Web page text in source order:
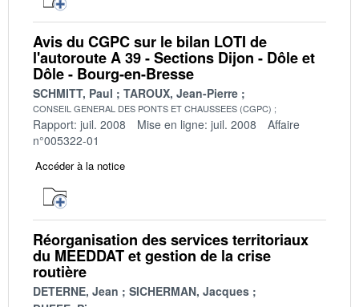
Avis du CGPC sur le bilan LOTI de
l'autoroute A 39 - Sections Dijon - Dôle et
Dôle - Bourg-en-Bresse
SCHMITT, Paul TAROUX, Jean-Pierre
CONSEIL GENERAL DES PONTS ET CHAUSSEES (CGPC)
Rapport: juil. 2008 Mise en ligne: juil. 2008
Affaire
n°005322-01
Accéder à la notice
Réorganisation des services territoriaux
du MEEDDAT et gestion de la crise
routière
DETERNE, Jean
SICHERMAN, Jacques